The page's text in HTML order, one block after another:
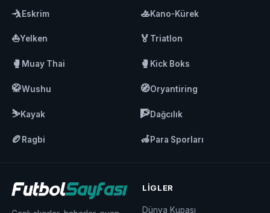
🤺Eskrim 🚣Kano-Kürek
⛵Yelken 🏅 Triatlon
🥊 Muay Thai 🥊 Kick Boks
🥋Wushu 🧭Oryantiring
⛷️Kayak 🧗Dağcılık
🏉Ragbi 🦽Para Sporları
LIGLER
Dünya Kupası